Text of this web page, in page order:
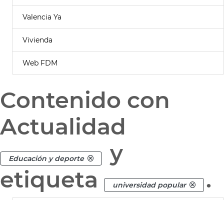
Valencia Ya
Vivienda
Web FDM
Contenido con
Actualidad
Educación y deporte
y
etiqueta
universidad popular .